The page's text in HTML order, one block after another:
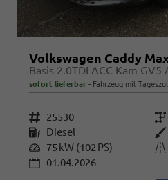
Volkswagen Caddy
Basis 2.0TDI ACC Kam GV5
sofort lieferbar Fahrzeug mit
Fahrzeugnr. 25530 Getriebe
Kraftstoff Diesel Außenfarbe
Leistung 75 kW (102 PS) Kilometerstand
01.04.2026